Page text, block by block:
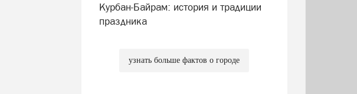
рубежом вешать флаги
ЛГБТ*
Курбан-Байрам: история и традиции
праздника
узнать больше фактов о городе